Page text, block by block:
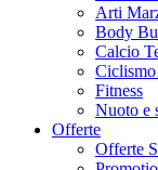
Arti
Body
Calcio
Ciclismo
Fitness
Nuoto e
Offerte
Offerte